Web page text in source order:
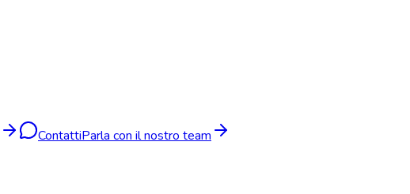
ContattiParla con il nostro team